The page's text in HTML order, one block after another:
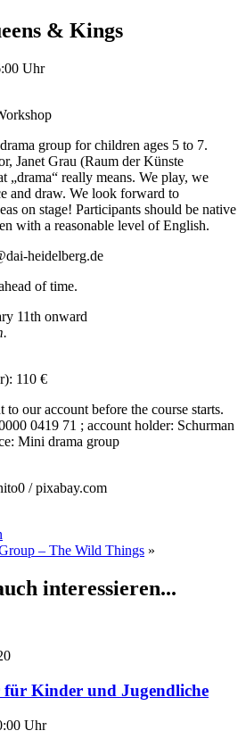
& Kings
Uhr
group for children ages 5 to 7.
Janet Grau (Raum der Künste
„drama“ really means. We play, we
and draw. We look forward to
on stage! Participants should be native
with a reasonable level of English.
heidelberg.de
of time.
11th onward
110 €
to our account before the course starts.
0419 71 ; account holder: Schurman
Mini drama group
/ pixabay.com
– The Wild Things »
interessieren...
Kinder und Jugendliche
Uhr